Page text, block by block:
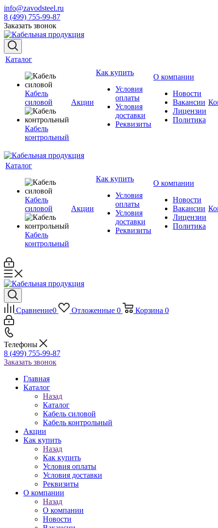
info@zavodsteel.ru
8 (499) 755-99-87
Заказать звонок
Каталог
Кабель
силовой
Кабель
контрольный
Акции
Как купить
Условия
оплаты
Условия
доставки
Реквизиты
О компании
Новости
Вакансии
Лицензии
Политика
Каталог
Кабель
силовой
Кабель
контрольный
Акции
Как купить
Условия
оплаты
Условия
доставки
Реквизиты
О компании
Новости
Вакансии
Лицензии
Политика
Сравнение0 Отложенные 0 Корзина 0
Телефоны
8 (499) 755-99-87
Заказать звонок
Главная
Каталог
Назад
Каталог
Кабель силовой
Кабель контрольный
Акции
Как купить
Назад
Как купить
Условия оплаты
Условия доставки
Реквизиты
О компании
Назад
О компании
Новости